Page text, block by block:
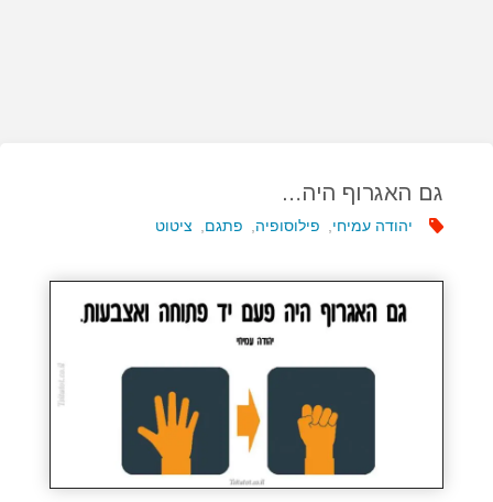
גם האגרוף היה…
יהודה עמיחי פילוסופיה פתגם ציטוט